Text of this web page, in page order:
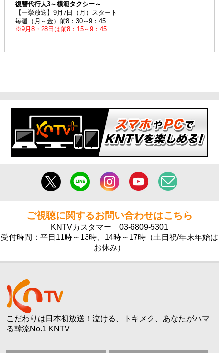
復讐代行人3～模範タクシー～
【一挙放送】9月7日（月）スタート
毎週（月～金）前8：30～9：45
※9月8・28日は前8：15～9：45
ご視聴に関するお問い合わせはこちら
KNTVカスタマー 03-6809-5301
受付時間：平日11時～13時、14時～17時（土日祝/年末年始は
お休み）
こだわりは日本初放送！泣ける、トキメク、あなたがハマ
る韓流No.1 KNTV